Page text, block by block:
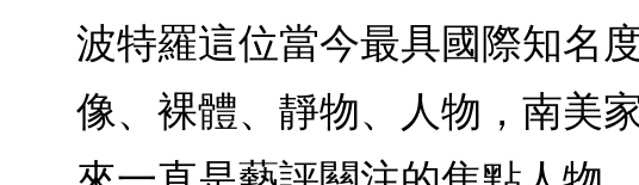
波特羅這位當今最具國際知名
像、裸體、靜物、人物，南美